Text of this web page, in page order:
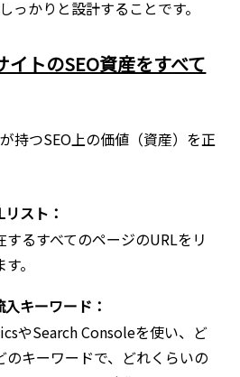
っかりと設計することです。
トのSEO資産をすべて
持つSEO上の価値（資産）を正
スト：
するすべてのページのURLをリ
。
キーワード：
やSearch Consoleを使い、ど
のキーワードで、どれくらいの